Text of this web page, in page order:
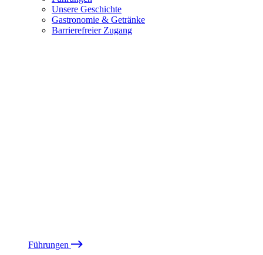
Unsere Geschichte
Gastronomie & Getränke
Barrierefreier Zugang
Führungen